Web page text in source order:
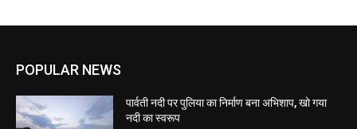
POPULAR NEWS
पार्वती नदी पर पुलिया का निर्माण बना अभिशाप, खो गया
नदी का स्वरूप